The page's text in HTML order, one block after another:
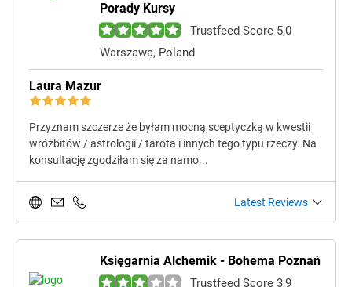
Porady Kursy
Trustfeed Score 5,0
Warszawa, Poland
Laura Mazur
Przyznam szczerze że byłam mocną sceptyczką w kwestii
wróżbitów / astrologii / tarota i innych tego typu rzeczy. Na
konsultację zgodziłam się za namo...
Latest Reviews
Księgarnia Alchemik - Bohema Poznań
Trustfeed Score 3,9